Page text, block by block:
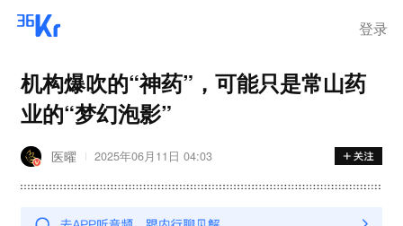
登录
机构爆吹的“神药”，可能只是常山药
业的“梦幻泡影”
医曜 2025年06月11日 04:03